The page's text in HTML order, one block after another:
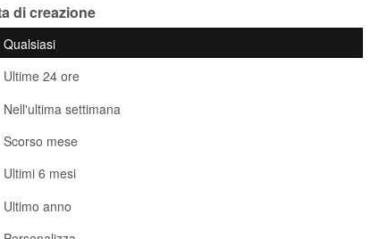
di creazione
Qualsiasi
Ultime 24 ore
Nell'ultima settimana
Scorso mese
Ultimi 6 mesi
Ultimo anno